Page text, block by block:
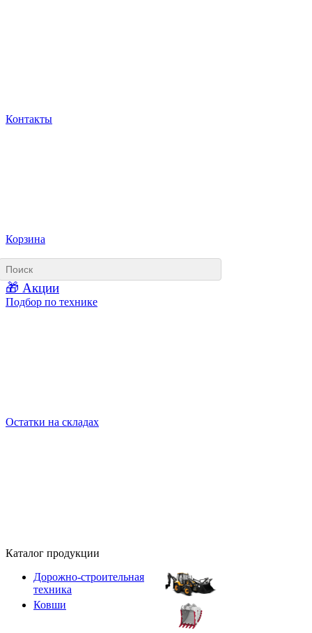
Контакты
Корзина
🎁 Акции
Подбор по технике
Остатки на складах
Каталог продукции
Дорожно-строительная
техника
Ковши